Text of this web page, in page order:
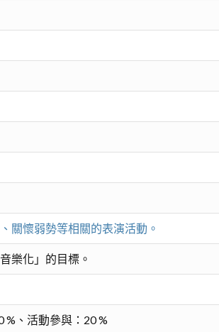
關懷弱勢等相關的表演活動。
樂化」的目標。
%、活動參與：20 %